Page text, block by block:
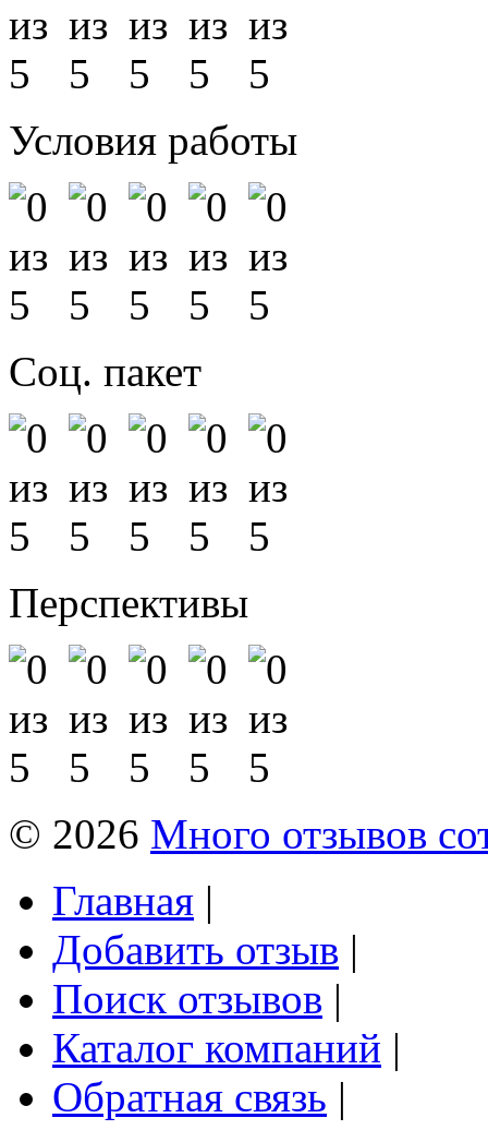
Условия работы
Соц. пакет
Перспективы
© 2026 Много отзывов
Главная |
Добавить отзыв |
Поиск отзывов |
Каталог компаний |
Обратная связь |